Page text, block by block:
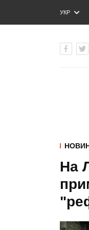
УКР
ENG
На